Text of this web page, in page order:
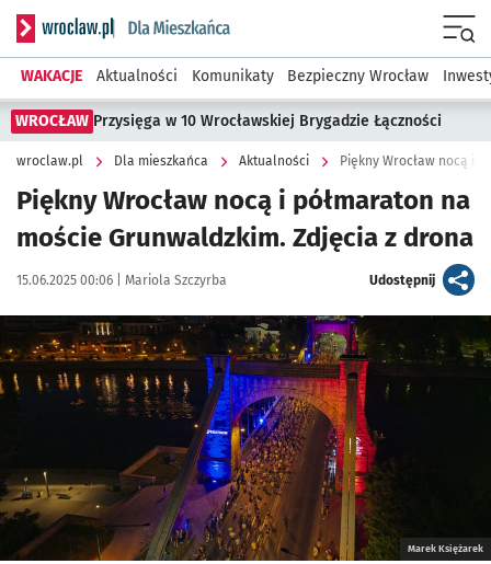
Serwis informacyjny wroclaw.pl podserwis: Dla mieszkańca
WAKACJE Aktualności Komunikaty Bezpieczny Wrocław
WROCŁAW Przysięga w 10 Wrocławskiej Brygadzie Łączności
wroclaw.pl Dla mieszkańca Aktualności Piękny Wrocław nocą i
Piękny Wrocław nocą i półmaraton na
moście Grunwaldzkim. Zdjęcia z drona
Data publikacji:
15.06.2025 00:06 | Autor:
Mariola Szczyrba Udostępnijartykuł
Kliknij, aby zobaczyć galerię
Marek Księżarek